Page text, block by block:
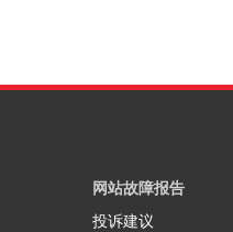
网站故障报告
投诉建议